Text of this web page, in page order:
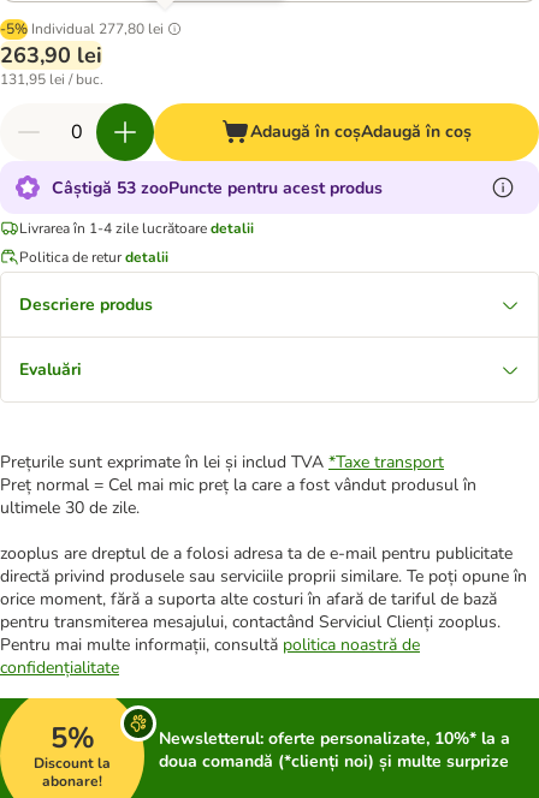
-5% Individual 277,80 lei
263,90 lei
131,95 lei / buc.
Adaugă în coșAdaugă în coș
Câștigă 53 zooPuncte pentru acest produs
Livrarea în 1-4 zile lucrătoaredetalii
Politica de returdetalii
Descriere produs
Evaluări
Prețurile sunt exprimate în lei și includ TVA *Taxe transport
Preț normal = Cel mai mic preț la care a fost vândut produsul în
ultimele 30 de zile.
zooplus are dreptul de a folosi adresa ta de e-mail pentru publicitate
directă privind produsele sau serviciile proprii similare. Te poți opune în
orice moment, fără a suporta alte costuri în afară de tariful de bază
pentru transmiterea mesajului, contactând Serviciul Clienți zooplus.
Pentru mai multe informații, consultă politica noastră de
confidențialitate
5%
Discount la
abonare!
Newsletterul: oferte personalizate, 10%* la a
doua comandă (*clienți noi) și multe surprize